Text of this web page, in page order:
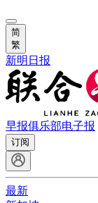
简
繁
新明日报
早报俱乐部电子报
订阅
最新